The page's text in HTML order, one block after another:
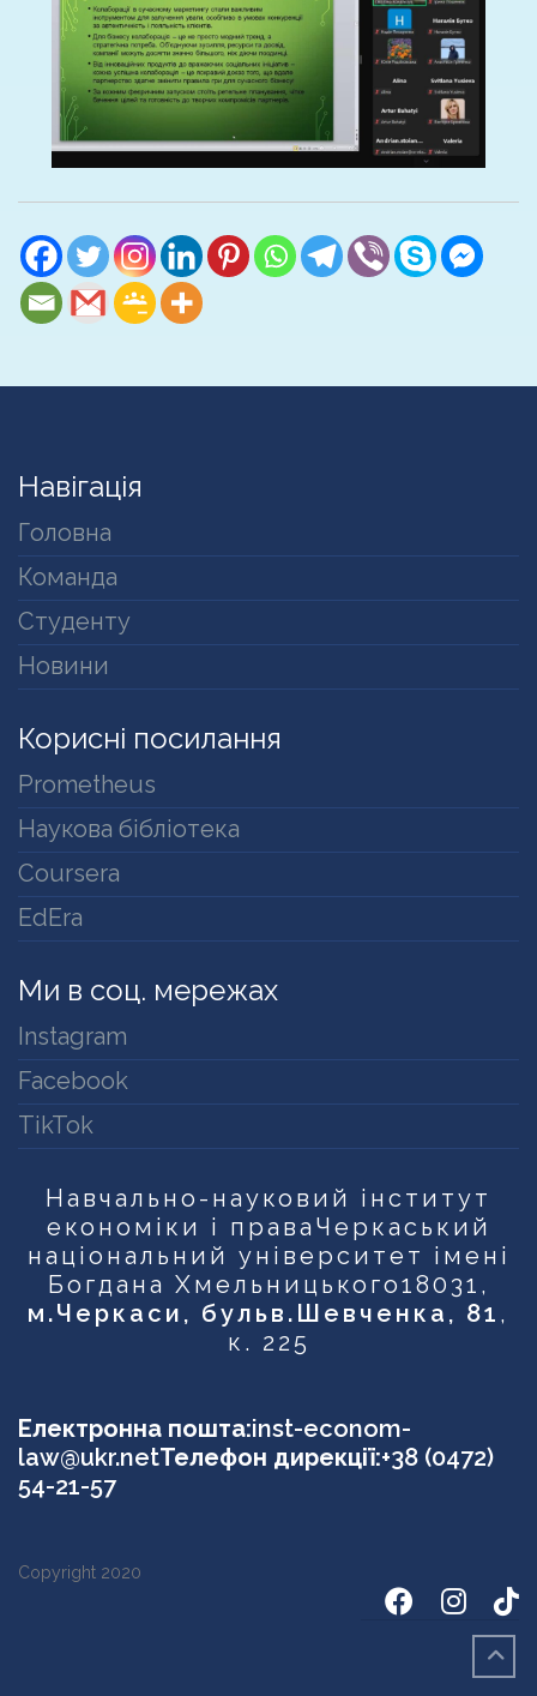
Навігація
Головна
Команда
Студенту
Новини
Корисні посилання
Prometheus
Наукова бібліотека
Coursera
EdEra
Ми в соц. мережах
Instagram
Facebook
TikTok
Навчально-науковий інститут
економіки і права Черкаський
національний університет імені
Богдана Хмельницького18031,
м.Черкаси, бульв.Шевченка, 81 ,
к. 225
Електронна пошта:inst-econom-
law@ukr.netТелефон дирекції:+38 (0472)
54-21-57
Copyright 2020